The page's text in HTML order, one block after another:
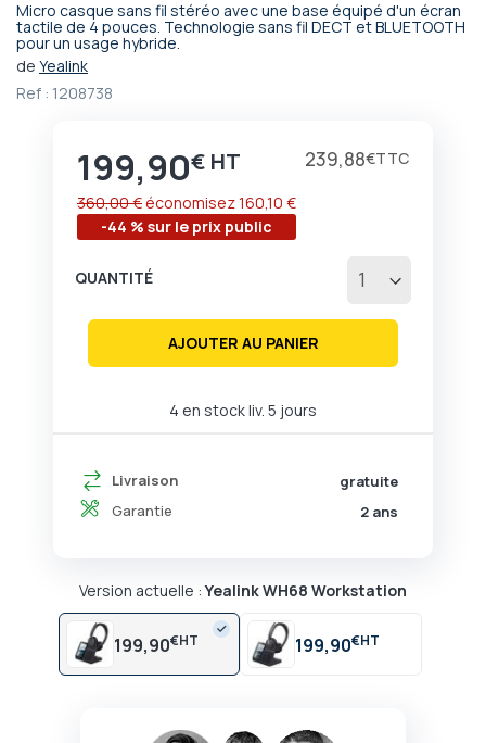
Micro casque sans fil stéréo avec une base équipé d'un écran
tactile de 4 pouces. Technologie sans fil DECT et BLUETOOTH
pour un usage hybride.
de Yealink
Ref : 1208738
Prix
199,90€ 239,88€
-44 % sur le prix public
360,00 € économisez160,10 €
4 en stock liv. 5 jours
Livraison
gratuite
Garantie
2 ans
QUANTITÉ
AJOUTER AU PANIER
Version actuelle :Yealink WH68 Workstation
199,90€ 199,90€
Passer
au
début
de
d’images